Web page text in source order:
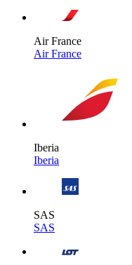
Air France
Air France
Iberia
Iberia
SAS
SAS